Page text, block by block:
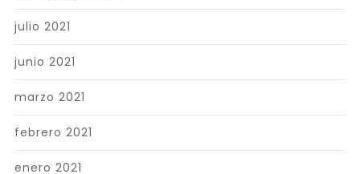
julio 2021
junio 2021
marzo 2021
febrero 2021
enero 2021